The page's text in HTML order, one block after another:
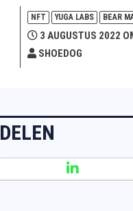
NFT YUGA LABS BEAR
3 AUGUSTUS 2022
SHOEDOG
DELEN